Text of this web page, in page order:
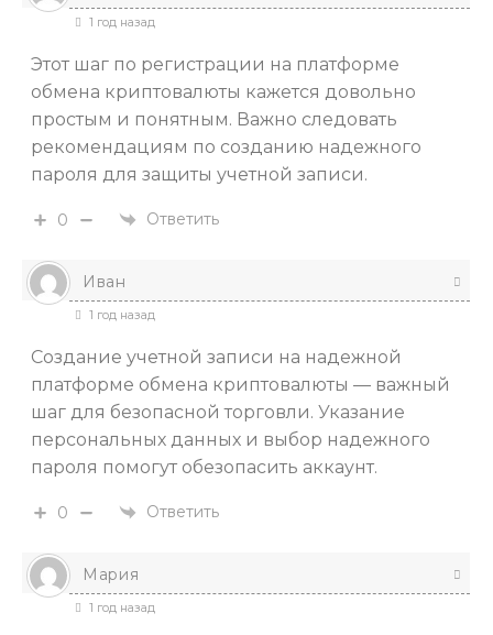
1 год назад
Этот шаг по регистрации на платформе
обмена криптовалюты кажется довольно
простым и понятным. Важно следовать
рекомендациям по созданию надежного
пароля для защиты учетной записи.
0 Ответить
Иван
1 год назад
Создание учетной записи на надежной
платформе обмена криптовалюты — важный
шаг для безопасной торговли. Указание
персональных данных и выбор надежного
пароля помогут обезопасить аккаунт.
0 Ответить
Мария
1 год назад